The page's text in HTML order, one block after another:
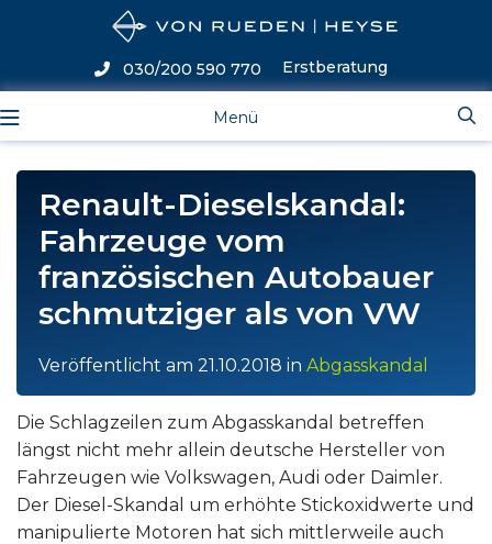
Menü
030/200 590 770 Erstberatung
Renault-Dieselskandal:
Fahrzeuge vom
französischen Autobauer
schmutziger als von VW
Veröffentlicht am 21.10.2018 in Abgasskandal
Die Schlagzeilen zum Abgasskandal betreffen
längst nicht mehr allein deutsche Hersteller von
Fahrzeugen wie Volkswagen, Audi oder Daimler.
Der Diesel-Skandal um erhöhte Stickoxidwerte und
manipulierte Motoren hat sich mittlerweile auch